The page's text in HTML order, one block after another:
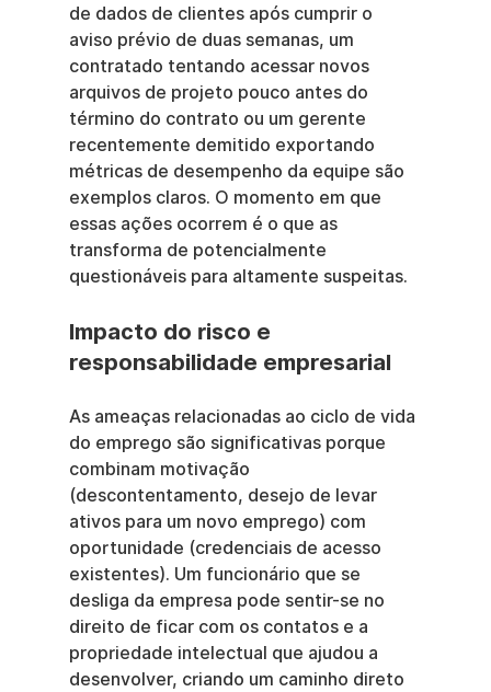
de dados de clientes após cumprir o
aviso prévio de duas semanas, um
contratado tentando acessar novos
arquivos de projeto pouco antes do
término do contrato ou um gerente
recentemente demitido exportando
métricas de desempenho da equipe são
exemplos claros. O momento em que
essas ações ocorrem é o que as
transforma de potencialmente
questionáveis para altamente suspeitas.
Impacto do risco e
responsabilidade empresarial
As ameaças relacionadas ao ciclo de vida
do emprego são significativas porque
combinam motivação
(descontentamento, desejo de levar
ativos para um novo emprego) com
oportunidade (credenciais de acesso
existentes). Um funcionário que se
desliga da empresa pode sentir-se no
direito de ficar com os contatos e a
propriedade intelectual que ajudou a
desenvolver, criando um caminho direto